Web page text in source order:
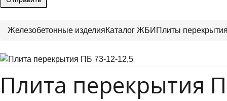
Железобетонные изделияКаталог ЖБИ Плиты
Плита перекрытия